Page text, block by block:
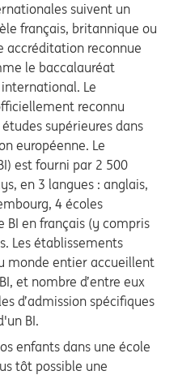
suivent un
français, britannique ou
accréditation reconnue
le baccalauréat
Le
reconnu
supérieures dans
européenne. Le
est fourni par 2 500
en 3 langues : anglais,
4 écoles
en français (y compris
Les établissements
monde entier accueillent
et nombre d’entre eux
d’admission spécifiques
BI.
enfants dans une école
tôt possible une